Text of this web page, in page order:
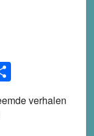
Share
verhalen